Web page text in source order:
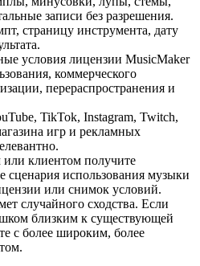
записи без разрешения.
страницу инструмента, дату
условия лицензии MusicMaker
коммерческого
перераспространения и
TikTok, Instagram, Twitch,
игр и рекламных
клиентом получите
сценария использования музыки
или снимок условий.
случайного сходства. Если
близким к существующей
с более широким, более